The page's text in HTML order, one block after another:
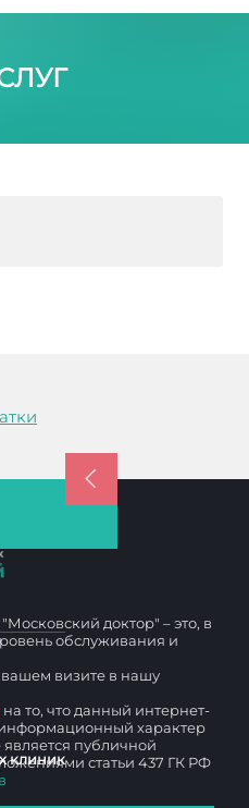
клиник
доктор" – это, в
обслуживания и
визите в нашу
на то, что данный интернет-
характер
публичной
статьи 437 ГК РФ